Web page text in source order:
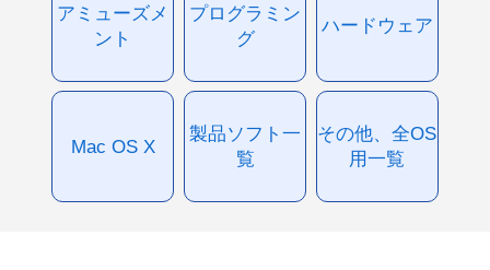
アミューズメ
ント
プログラミン
グ
ハードウェア
Mac OS X
製品ソフト一
覧
その他、全OS
用一覧